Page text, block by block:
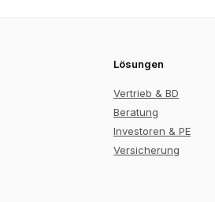
Lösungen
Vertrieb & BD
Beratung
Investoren & PE
Versicherung